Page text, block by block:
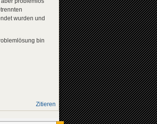
wurden und
bin
Zitieren